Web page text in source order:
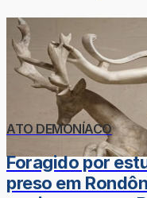
ATO DEMONÍACO
Foragido por
preso em